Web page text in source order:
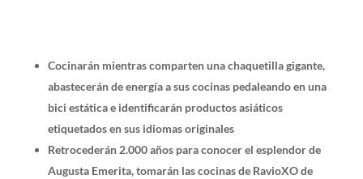
Cocinarán mientras comparten una chaquetilla gigante,
abastecerán de energía a sus cocinas pedaleando en una
bici estática e identificarán productos asiáticos
etiquetados en sus idiomas originales
Retrocederán 2.000 años para conocer el esplendor de
Augusta Emerita, tomarán las cocinas de RavioXO de